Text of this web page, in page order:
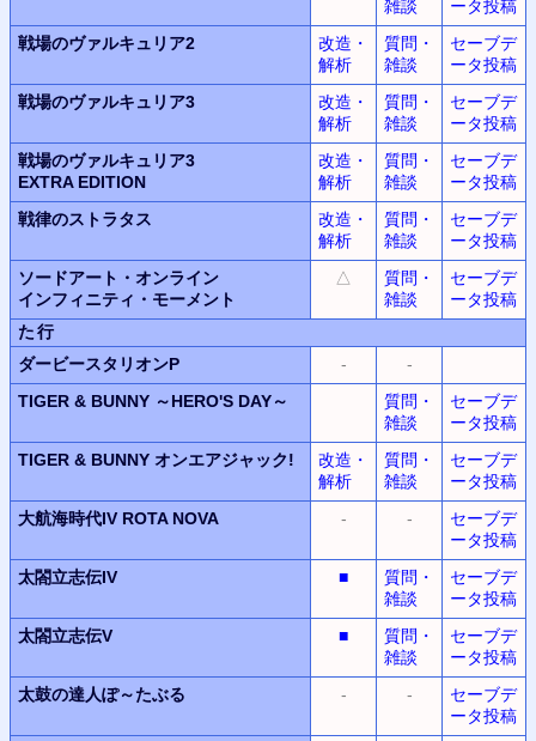
雑談
ータ投稿
戦場のヴァルキュリア2
改造・
解析
質問・
雑談
セーブデ
ータ投稿
戦場のヴァルキュリア3
改造・
解析
質問・
雑談
セーブデ
ータ投稿
戦場のヴァルキュリア3
EXTRA EDITION
改造・
解析
質問・
雑談
セーブデ
ータ投稿
戦律のストラタス
改造・
解析
質問・
雑談
セーブデ
ータ投稿
ソードアート・オンライン
インフィニティ・モーメント
△
質問・
雑談
セーブデ
ータ投稿
た行
ダービースタリオンP
-
-
TIGER & BUNNY ～HERO'S DAY～
質問・
雑談
セーブデ
ータ投稿
TIGER & BUNNY オンエアジャック!
改造・
解析
質問・
雑談
セーブデ
ータ投稿
大航海時代IV ROTA NOVA - -
セーブデ
ータ投稿
太閤立志伝IV
■
質問・
雑談
セーブデ
ータ投稿
太閤立志伝V
■
質問・
雑談
セーブデ
ータ投稿
太鼓の達人ぽ～たぶる
- -
セーブデ
ータ投稿